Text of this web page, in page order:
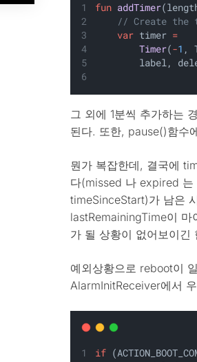
fun addTimer
// Create the
var timer =
Timer(-1 ,
label,
그 외에 1분씩 추가하는
된다. 또한, pause()함수
뭔가 복잡한데, 결국에
다(missed 나 expired 는
timeSinceStart)가 남은
lastRemainingTime이 마
가 될 상황이 없어보이긴
예외상황으로 reboot이
AlarmInitReceiver에서
if